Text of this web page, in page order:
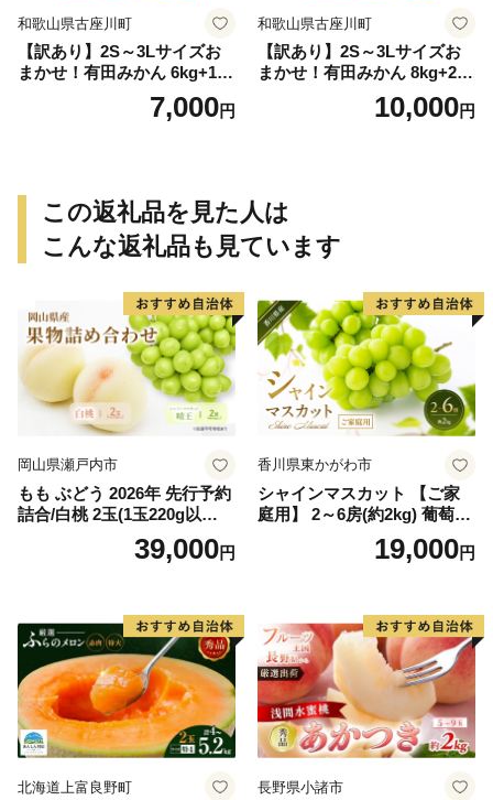
和歌山県古座川町
【訳あり】2S～3Lサイズお
まかせ！有田みかん 6kg+1kg
保証分 11月から12月下旬ま
でに順次発送致します。 / 訳
7,000円
和歌山県古座川町
【訳あり】2S～3Lサイズお
まかせ！有田みかん 8kg+2kg
保証分 11月から12月下旬ま
でに順次発送致します。 / 訳
10,000円
この返礼品を見た人は
こんな返礼品も見ています
岡山県瀬戸内市
もも ぶどう 2026年 先行予約
詰合/白桃 2玉(1玉220g以
上)・シャインマスカット 晴
39,000円
香川県東かがわ市
シャインマスカット 【ご家
庭用】 2～6房(約2kg) 葡萄 ぶ
どう ブドウ フルーツ 果物 く
だもの 果実 旬の果物 旬のフ
19,000円
北海道上富良野町 長野県小諸市